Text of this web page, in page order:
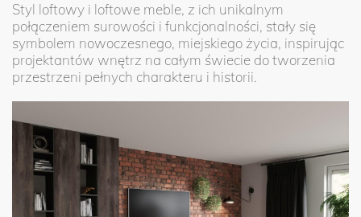
Styl loftowy i loftowe meble, z ich unikalnym
połączeniem surowości i funkcjonalności, stały się
symbolem nowoczesnego, miejskiego życia, inspirując
projektantów wnętrz na całym świecie do tworzenia
przestrzeni pełnych charakteru i historii.